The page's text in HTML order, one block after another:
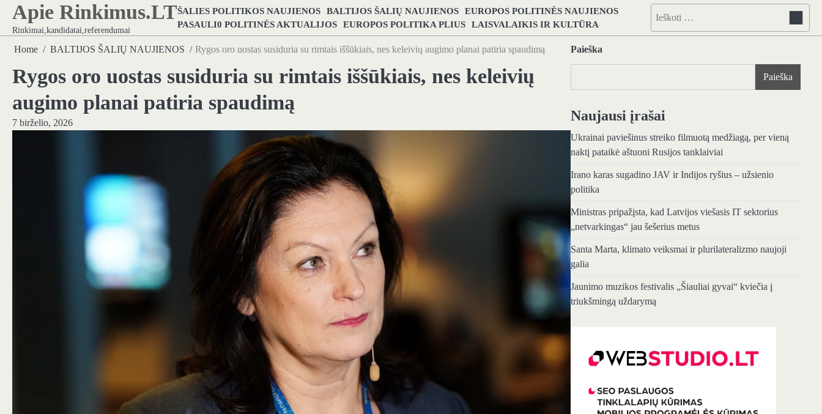
Skip
content
Apie Rinkimus.LT
Rinkimai,kandidatai,referendumai
ŠALIES POLITIKOS NAUJIENOS BALTIJOS ŠALIŲ NAUJIENOS EUROPOS POLITINĖS NAUJIENOS
PASAULI0 POLITINĖS AKTUALIJOS EUROPOS POLITIKA PLIUS LAISVALAIKIS IR KULTŪRA
Ieškoti:
Home BALTIJOS ŠALIŲ NAUJIENOS Rygos oro uostas susiduria su rimtais iššūkiais, nes keleivių augimo planai patiria spaudimą
Rygos oro uostas susiduria su rimtais iššūkiais, nes keleivių
augimo planai patiria spaudimą
7 birželio, 2026
Paieška
Paieška
Naujausi įrašai
Ukrainai paviešinus streiko filmuotą medžiagą, per vieną
naktį pataikė aštuoni Rusijos tanklaiviai
Irano karas sugadino JAV ir Indijos ryšius – užsienio
politika
Ministras pripažįsta, kad Latvijos viešasis IT sektorius
„netvarkingas“ jau šešerius metus
Santa Marta, klimato veiksmai ir plurilateralizmo naujoji
galia
Jaunimo muzikos festivalis „Šiauliai gyvai“ kviečia į
triukšmingą uždarymą